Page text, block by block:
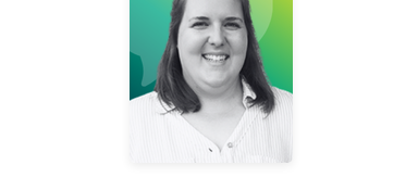
Rivard
Conseillère
COURRIEL